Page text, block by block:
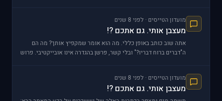
מועדון הטייסים · לפני 8 שנים
מעצבן אותי. גם אתכם ?!
אתה שוב כותב באופן כללי. מה הוא אומר שמקפיץ אותך? מה הם
ה"דברים ברוח דבריו?" ובלי קשר, פרשן בהגדרה אינו אובייקטיבי. פרוש
מועדון הטייסים · לפני 8 שנים
מעצבן אותי. גם אתכם ?!